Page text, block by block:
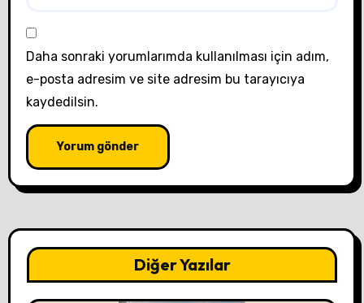
Daha sonraki yorumlarımda kullanılması için adım,
e-posta adresim ve site adresim bu tarayıcıya
kaydedilsin.
Diğer Yazılar